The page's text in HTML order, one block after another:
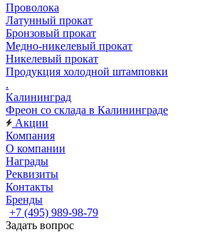
Проволока
Латунный прокат
Бронзовый прокат
Медно-никелевый прокат
Никелевый прокат
Продукция холодной штамповки
.
Калининград
Фреон со склада в Калининграде
Акции
Компания
О компании
Награды
Реквизиты
Контакты
Бренды
+7 (495) 989-98-79
Задать вопрос